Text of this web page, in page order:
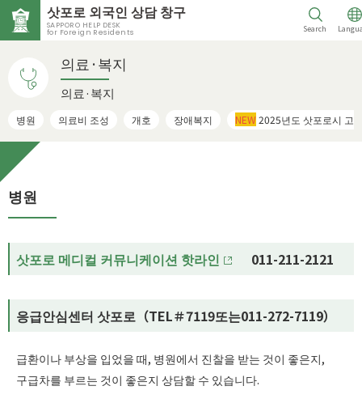
삿포로 외국인 상담 창구
SAPPORO HELP DESK
for Foreign Residents Search
의료·복지
의료·복지
병원 의료비 조성 개호 장애복지 NEW 2025년도 삿포로시 고
병원
삿포로 메디컬 커뮤니케이션 핫라인 011-211-2121
응급안심센터 삿포로（TEL＃7119또는011-272-7119）
급환이나 부상을 입었을 때, 병원에서 진찰을 받는 것이 좋은지,
구급차를 부르는 것이 좋은지 상담할 수 있습니다.